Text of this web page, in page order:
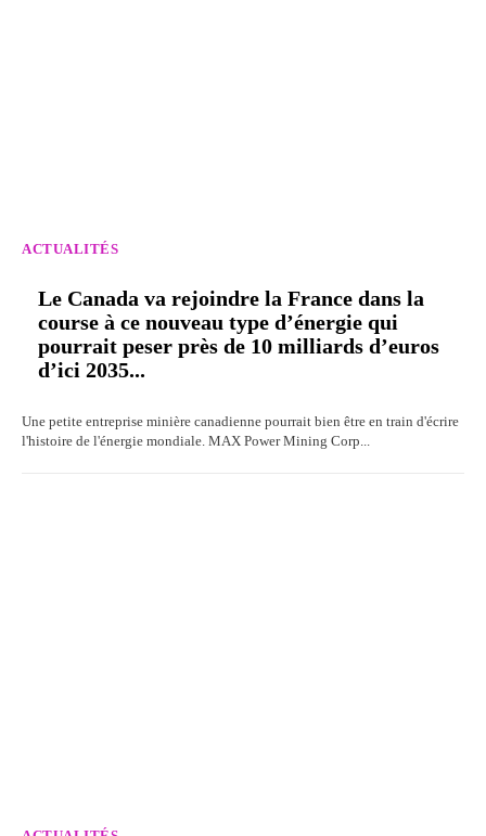
ACTUALITÉS
Le Canada va rejoindre la France dans la
course à ce nouveau type d’énergie qui
pourrait peser près de 10 milliards d’euros
d’ici 2035...
Une petite entreprise minière canadienne pourrait bien être en train d'écrire
l'histoire de l'énergie mondiale. MAX Power Mining Corp...